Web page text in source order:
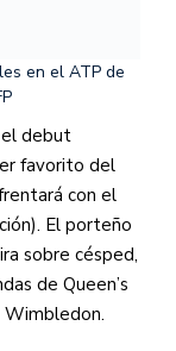
en el ATP de
el debut
favorito del
con el
El porteño
sobre césped,
de Queen’s
Wimbledon.